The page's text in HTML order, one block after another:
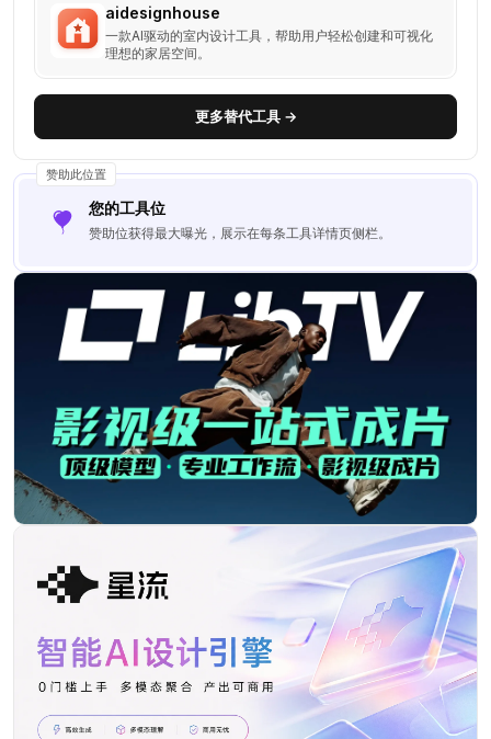
aidesignhouse
一款AI驱动的室内设计工具，帮助用户轻松创建和可视化
理想的家居空间。
更多替代工具 →
赞助此位置
您的工具位
赞助位获得最大曝光，展示在每条工具详情页侧栏。